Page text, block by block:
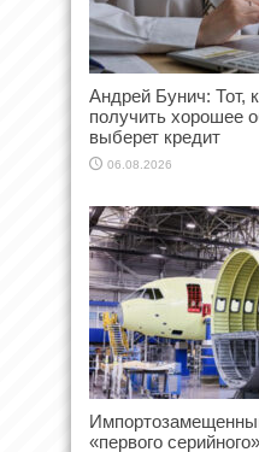
Андрей Бунич: Тот,
получить хорошее
выберет кредит
06.08.2026
«первого